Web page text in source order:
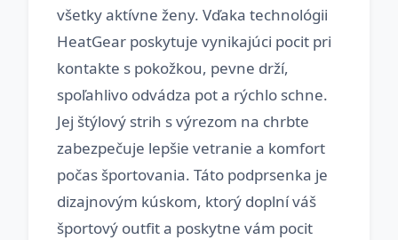
všetky aktívne ženy. Vďaka technológii
HeatGear poskytuje vynikajúci pocit pri
kontakte s pokožkou, pevne drží,
spoľahlivo odvádza pot a rýchlo schne.
Jej štýlový strih s výrezom na chrbte
zabezpečuje lepšie vetranie a komfort
počas športovania. Táto podprsenka je
dizajnovým kúskom, ktorý doplní váš
športový outfit a poskytne vám pocit